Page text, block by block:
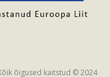
õigused kaitstud © 2024